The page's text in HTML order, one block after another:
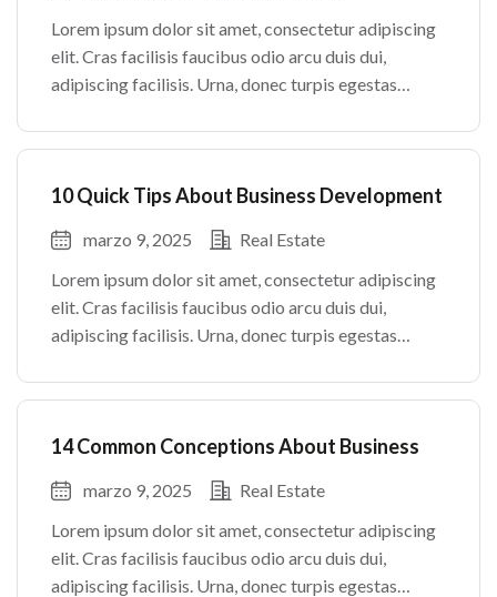
Lorem ipsum dolor sit amet, consectetur adipiscing
elit. Cras facilisis faucibus odio arcu duis dui,
adipiscing facilisis. Urna, donec turpis egestas
justo odio parturient mauris curabitur lorem in.
10 Quick Tips About Business Development
marzo 9, 2025
Real Estate
Lorem ipsum dolor sit amet, consectetur adipiscing
elit. Cras facilisis faucibus odio arcu duis dui,
adipiscing facilisis. Urna, donec turpis egestas
justo odio parturient mauris curabitur lorem in.
14 Common Conceptions About Business
marzo 9, 2025
Real Estate
Lorem ipsum dolor sit amet, consectetur adipiscing
elit. Cras facilisis faucibus odio arcu duis dui,
adipiscing facilisis. Urna, donec turpis egestas